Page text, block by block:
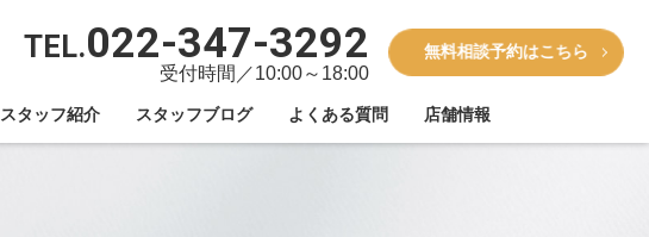
TEL.022-347-3292
受付時間／10:00～18:00
無料相談予約はこちら
スタッフ紹介 スタッフブログ よくある質問
店舗情報